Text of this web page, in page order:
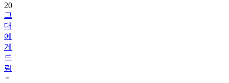
20
그
대
에
게
드
림